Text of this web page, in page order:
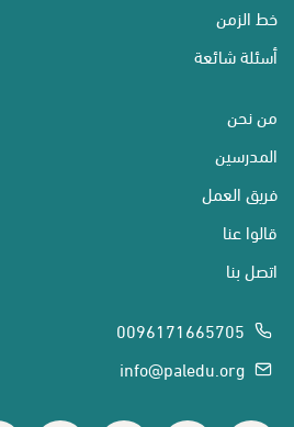
خط الزمن
أسئلة شائعة
من نحن
المدرسين
فريق العمل
قالوا عنا
اتصل بنا
0096171665705
info@paledu.org